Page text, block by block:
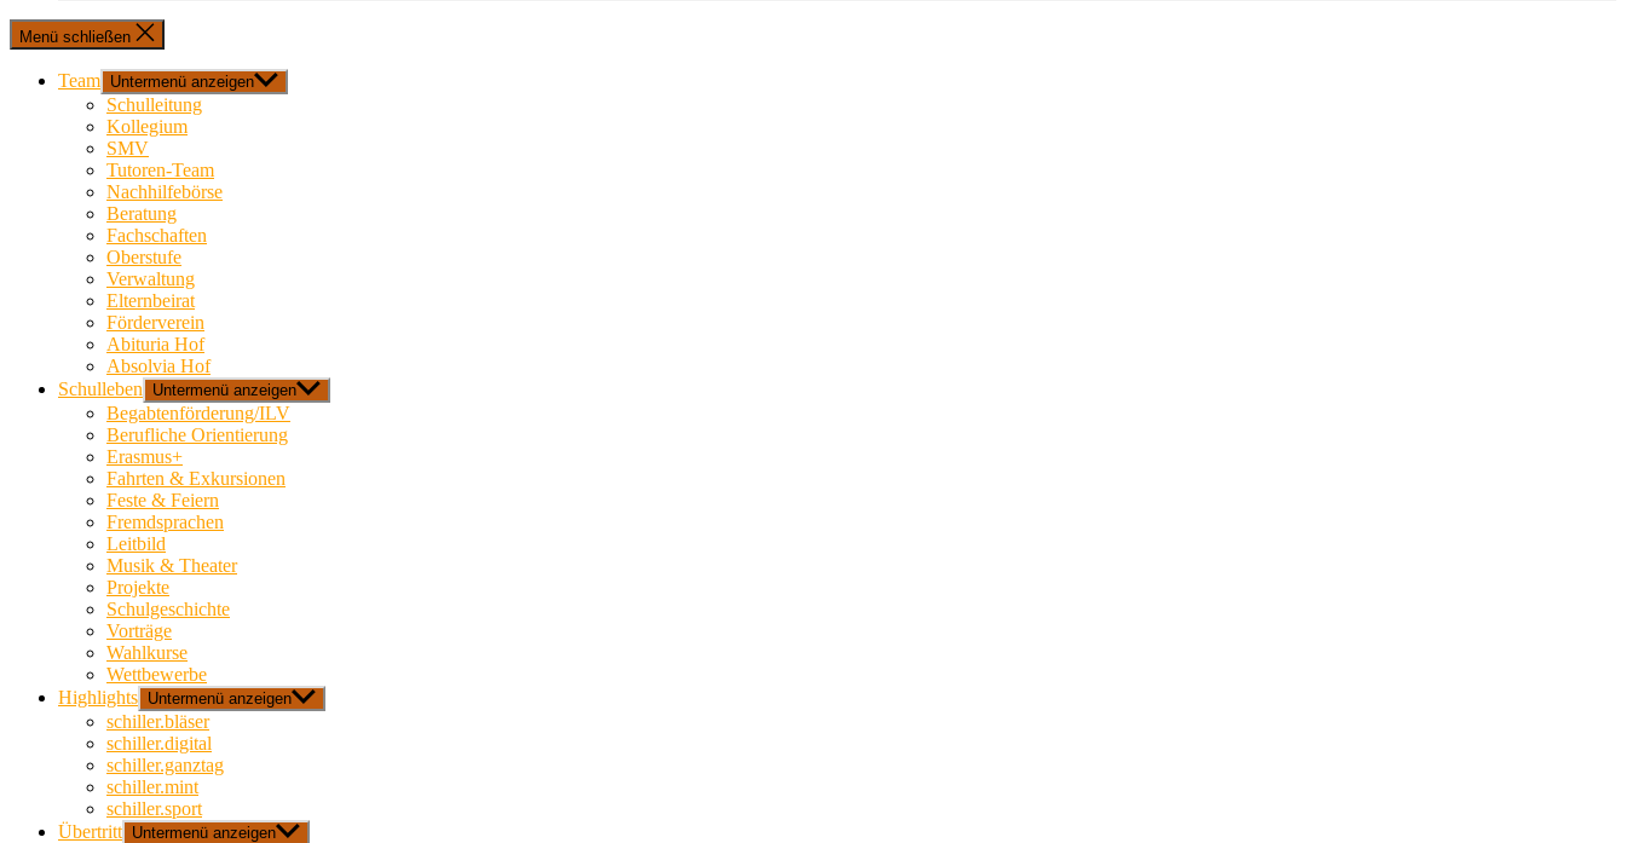
Menü schließen
Team Untermenü anzeigen
Schulleitung
Kollegium
SMV
Tutoren-Team
Nachhilfebörse
Beratung
Fachschaften
Oberstufe
Verwaltung
Elternbeirat
Förderverein
Abituria Hof
Absolvia Hof
Schulleben
Untermenü anzeigen
Begabtenförderung/ILV
Berufliche Orientierung
Erasmus+
Fahrten & Exkursionen
Feste & Feiern
Fremdsprachen
Leitbild
Musik & Theater
Projekte
Schulgeschichte
Vorträge
Wahlkurse
Wettbewerbe
Highlights Untermenü anzeigen
schiller.bläser
schiller.digital
schiller.ganztag
schiller.mint
schiller.sport
Übertritt Untermenü anzeigen